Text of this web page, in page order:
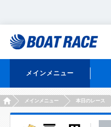
メインメニュー
HOMEメインメニュー 本日のレース